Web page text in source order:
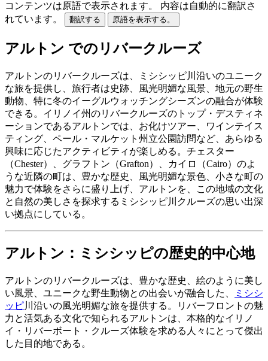
コンテンツは原語で表示されます。
内容は自動的に翻訳さ
れています。
翻訳する 原語を表示する。
アルトン でのリバークルーズ
アルトンのリバークルーズは、ミシシッピ川沿いのユニーク
な旅を提供し、旅行者は史跡、風光明媚な風景、地元の野生
動物、特に冬のイーグルウォッチングシーズンの融合が体験
できる。イリノイ州のリバークルーズのトップ・デスティネ
ーションであるアルトンでは、お化けツアー、ワインテイス
ティング、ペール・マルケット州立公園訪問など、あらゆる
興味に応じたアクティビティが楽しめる。チェスター
（Chester）、グラフトン（Grafton）、カイロ（Cairo）のよ
うな近隣の町は、豊かな歴史、風光明媚な景色、小さな町の
魅力で体験をさらに盛り上げ、アルトンを、この地域の文化
と自然の美しさを探求するミシシッピ川クルーズの思い出深
い拠点にしている。
アルトン：ミシシッピの歴史的中心地
アルトンのリバークルーズは、豊かな歴史、絵のように美し
い風景、ユニークな野生動物との出会いが融合した、
ミシシ
ッピ川沿いの風光明媚な旅を提供する。リバーフロントの魅
力と活気ある文化で知られるアルトンは、本格的なイリノ
イ・リバーボート・クルーズ体験を求める人々にとって傑出
した目的地である。